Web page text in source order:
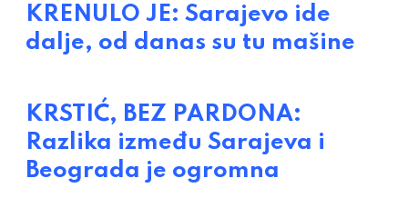
KRENULO JE: Sarajevo ide
dalje, od danas su tu mašine
KRSTIĆ, BEZ PARDONA:
Razlika između Sarajeva i
Beograda je ogromna